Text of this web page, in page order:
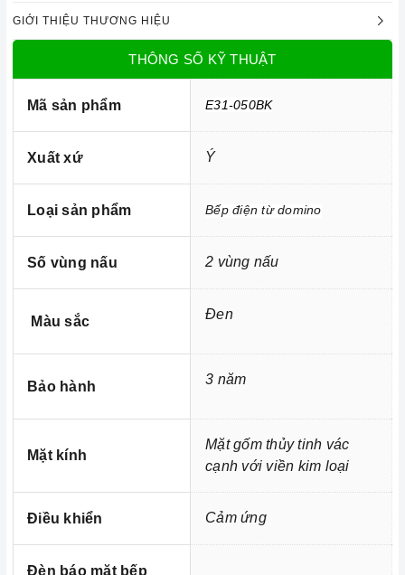
=> Xem thêm:Một số tính năng của bếp điện
3. Tính năng an toàn:
Ảnh minh họa
khiển)
- Chức năng tự động ngắt khi nóng quá tải
- Chức năng cảnh báo mặt bếp nóng (Nhiệt dư)
- Chức năng cảnh báo đang nấu nồi không
GIỚI THIỆU THƯƠNG HIỆU
THÔNG SỐ KỸ THUẬT
Mã sản phẩm E31-050BK
Xuất xứ Ý
Loại sản phẩm Bếp điện từ domino
Số vùng nấu 2 vùng nấu
Màu sắc Đen
Bảo hành 3 năm
Mặt kính
Mặt gốm thủy tinh vác
cạnh với viền kim loại
Điều khiển Cảm ứng
Đèn báo mặt bếp